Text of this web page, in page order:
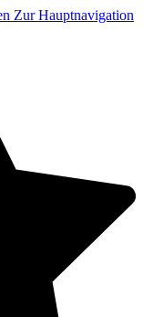
Zur Hauptnavigation